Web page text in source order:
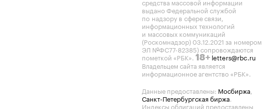
средства массовой информации
выдано Федеральной службой
по надзору в сфере связи,
информационных технологий
и массовых коммуникаций
(Роскомнадзор) 03.12.2021 за номером
ЭЛ №ФС77-82385) сопровождаются
пометкой «РБК». 18+ letters@rbc.ru
Владельцем сайта является
информационное агентство «РБК».
Данные предоставлены: Мосбиржа,
Санкт-Петербургская биржа.
Индексы облигаций предоставлены